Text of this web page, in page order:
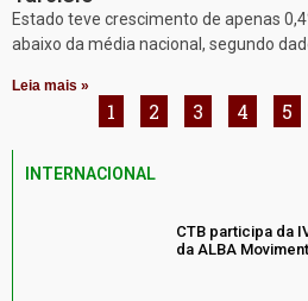
Estado teve crescimento de apenas
abaixo da média nacional, segundo
Leia mais »
1 2 3 4 5
INTERNACIONAL
CTB participa da
da ALBA